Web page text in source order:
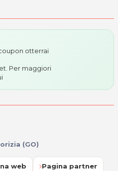
otterrai
Per maggiori
(GO)
web Pagina partner